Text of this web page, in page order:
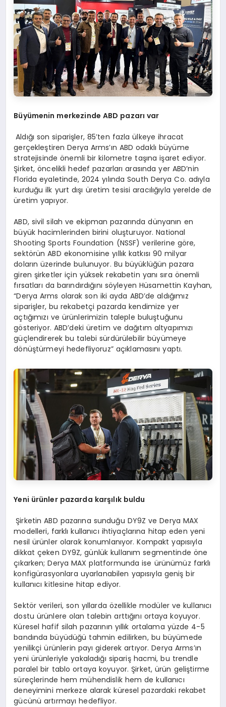
Büyümenin merkezinde ABD pazarı var
Aldığı son siparişler, 85’ten fazla ülkeye ihracat
gerçekleştiren Derya Arms’ın ABD odaklı büyüme
stratejisinde önemli bir kilometre taşına işaret ediyor.
Şirket, öncelikli hedef pazarları arasında yer ABD’nin
Florida eyaletinde, 2024 yılında South Derya Co. adıyla
kurduğu ilk yurt dışı üretim tesisi aracılığıyla yerelde de
üretim yapıyor.
ABD, sivil silah ve ekipman pazarında dünyanın en
büyük hacimlerinden birini oluşturuyor. National
Shooting Sports Foundation (NSSF) verilerine göre,
sektörün ABD ekonomisine yıllık katkısı 90 milyar
doların üzerinde bulunuyor. Bu büyüklüğün pazara
giren şirketler için yüksek rekabetin yanı sıra önemli
fırsatları da barındırdığını söyleyen Hüsamettin Kayhan,
“Derya Arms olarak son iki ayda ABD’de aldığımız
siparişler, bu rekabetçi pazarda kendimize yer
açtığımızı ve ürünlerimizin taleple buluştuğunu
gösteriyor. ABD’deki üretim ve dağıtım altyapımızı
güçlendirerek bu talebi sürdürülebilir büyümeye
dönüştürmeyi hedefliyoruz” açıklamasını yaptı.
Yeni ürünler pazarda karşılık buldu
Şirketin ABD pazarına sunduğu DY9Z ve Derya MAX
modelleri, farklı kullanıcı ihtiyaçlarına hitap eden yeni
nesil ürünler olarak konumlanıyor. Kompakt yapısıyla
dikkat çeken DY9Z, günlük kullanım segmentinde öne
çıkarken; Derya MAX platformunda ise ürünümüz farklı
konfigürasyonlara uyarlanabilen yapısıyla geniş bir
kullanıcı kitlesine hitap ediyor.
Sektör verileri, son yıllarda özellikle modüler ve kullanıcı
dostu ürünlere olan talebin arttığını ortaya koyuyor.
Küresel hafif silah pazarının yıllık ortalama yüzde 4-5
bandında büyüdüğü tahmin edilirken, bu büyümede
yenilikçi ürünlerin payı giderek artıyor. Derya Arms’ın
yeni ürünleriyle yakaladığı sipariş hacmi, bu trendle
paralel bir tablo ortaya koyuyor. Şirket, ürün geliştirme
süreçlerinde hem mühendislik hem de kullanıcı
deneyimini merkeze alarak küresel pazardaki rekabet
gücünü artırmayı hedefliyor.